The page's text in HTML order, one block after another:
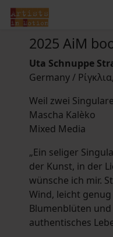
2025 AiM
Uta Schnuppe
Germany /
Weil zwei
Mascha Kalèko
Mixed Media
„Ein seliger
der Kunst, in der
wünsche ich mir.
Wind, leicht
Blumenblüten
authentisches